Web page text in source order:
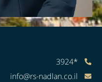
*3924
info@rs-nadlan.co.il